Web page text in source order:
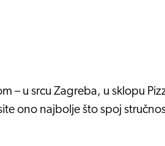
– u srcu Zagreba, u sklopu
ono najbolje što spoj